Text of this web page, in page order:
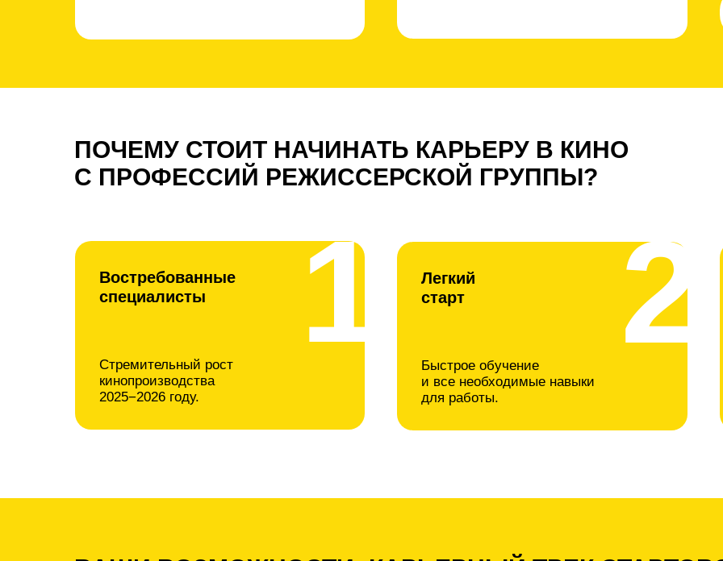
ПОЧЕМУ СТОИТ НАЧИНАТЬ КАРЬЕ РУ В КИНО
С ПРОФЕССИЙ РЕЖИССЕРСКОЙ ГРУППЫ?
1
Востребованные
специалисты
Стремительный рост
кинопроизводства
2025−2026 году.
2
Легкий
старт
Быстрое обучение
и все необходимые навыки
для работы.